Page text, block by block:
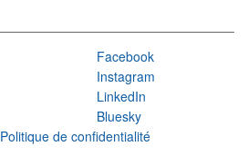
Facebook
Instagram
LinkedIn
Bluesky
Politique de confidentialité